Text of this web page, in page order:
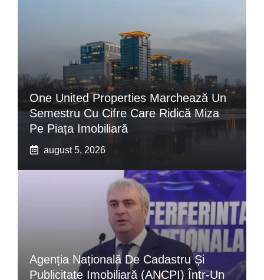
One United Properties Marchează Un
Semestru Cu Cifre Care Ridică Miza
Pe Piața Imobiliară
august 5, 2026
Agenția Națională De Cadastru Și
Publicitate Imobiliară (ANCPI) Într-Un